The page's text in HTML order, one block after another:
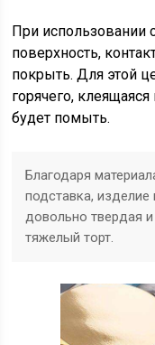
При использовании
поверхность,
покрыть. Для этой
горячего,
будет помыть.
Благодаря
подставка,
довольно твердая
тяжелый торт.